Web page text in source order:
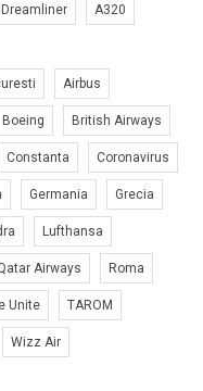
A320
Airbus
Boeing British Airways
Constanta Coronavirus
Germania Grecia
Lufthansa
Airways Roma
Unite TAROM
Wizz Air